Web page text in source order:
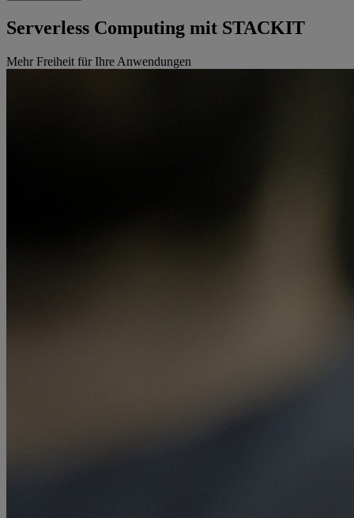
Serverless Computing mit STACKIT
Mehr Freiheit für Ihre Anwendungen